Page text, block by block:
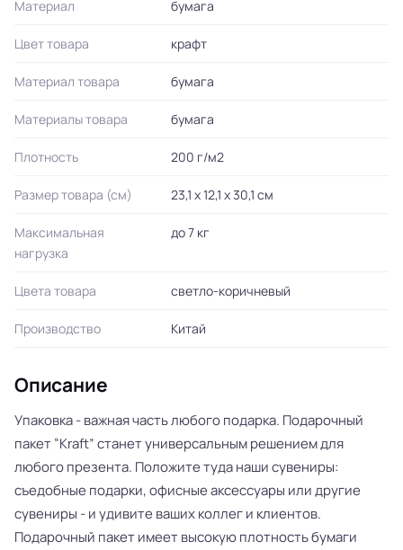
Материал бумага
Цвет товара крафт
Материал товара бумага
Материалы товара бумага
Плотность 200 г/м2
Размер товара (см) 23,1 х 12,1 х 30,1 см
Максимальная
нагрузка
до 7 кг
Цвета товара светло-коричневый
Производство Китай
Описание
Упаковка - важная часть любого подарка. Подарочный
пакет “Kraft” станет универсальным решением для
любого презента. Положите туда наши сувениры:
съедобные подарки, офисные аксессуары или другие
сувениры - и удивите ваших коллег и клиентов.
Подарочный пакет имеет высокую плотность бумаги